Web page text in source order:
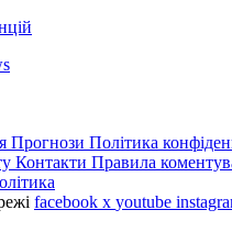
Прогнози Політика
Контакти Правила
facebook x youtube